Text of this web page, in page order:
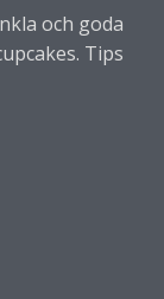
och goda
Tips